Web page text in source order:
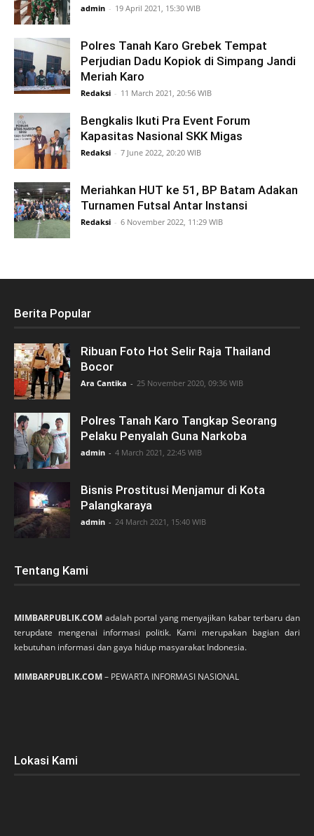
admin - 19 April 2021, 15:30 WIB
Polres Tanah Karo Grebek Tempat
Perjudian Dadu Kopiok di Simpang Jandi
Meriah Karo
Redaksi - 11 March 2021, 20:56 WIB
Bengkalis Ikuti Pra Event Forum
Kapasitas Nasional SKK Migas
Redaksi - 7 June 2022, 20:20 WIB
Meriahkan HUT ke 51, BP Batam Adakan
Turnamen Futsal Antar Instansi
Redaksi - 6 November 2022, 11:29 WIB
Berita Popular
Ribuan Foto Hot Selir Raja Thailand
Bocor
Ara Cantika - 25 November 2020, 09:36 WIB
Polres Tanah Karo Tangkap Seorang
Pelaku Penyalah Guna Narkoba
admin - 4 March 2021, 22:45 WIB
Bisnis Prostitusi Menjamur di Kota
Palangkaraya
admin - 24 March 2021, 15:40 WIB
Tentang Kami
MIMBARPUBLIK.COM adalah portal yang menyajikan kabar terbaru dan
terupdate mengenai informasi politik. Kami merupakan bagian dari
kebutuhan informasi dan gaya hidup masyarakat Indonesia.
MIMBARPUBLIK.COM– PEWARTA INFORMASI NASIONAL
Lokasi Kami